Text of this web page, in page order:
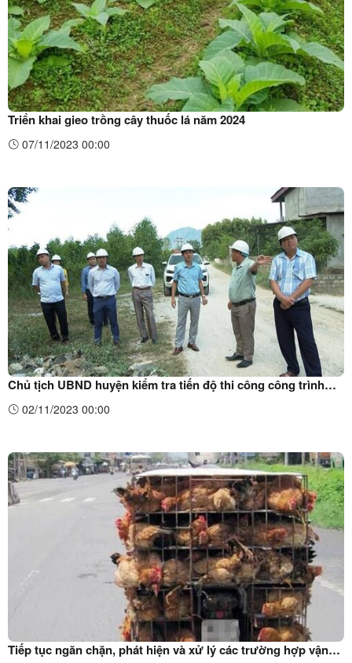
Triển khai gieo trồng cây thuốc lá năm 2024
07/11/2023 00:00
Chủ tịch UBND huyện kiểm tra tiến độ thi công công trình
Đường huyện ĐH91 và ĐH93
02/11/2023 00:00
Tiếp tục ngăn chặn, phát hiện và xử lý các trường hợp vận